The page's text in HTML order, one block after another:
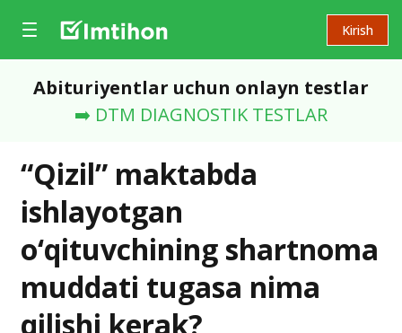
Kirish
Abituriyentlar uchun onlayn testlar
➡️ DTM DIAGNOSTIK TESTLAR
“Qizil” maktabda
ishlayotgan
o‘qituvchining shartnoma
muddati tugasa nima
qilishi kerak?